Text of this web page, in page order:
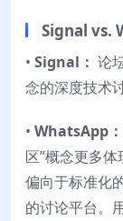
Signal vs.
• Signal： 论
念的深度技术
• WhatsApp：
区”概念更多
偏向于标准化
的讨论平台。